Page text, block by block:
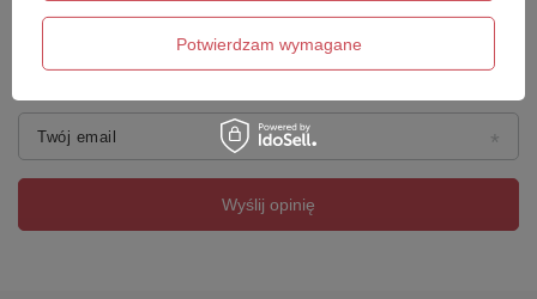
Twoje imię
Twój email
Wyślij opinię
Potwierdzam wymagane